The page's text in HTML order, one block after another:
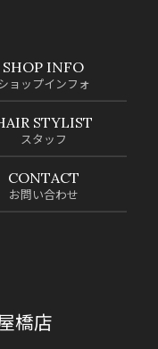
SHOP INFO
ョップインフォ
STYLIST
スタッフ
CONTACT
お問い合わせ
橋店